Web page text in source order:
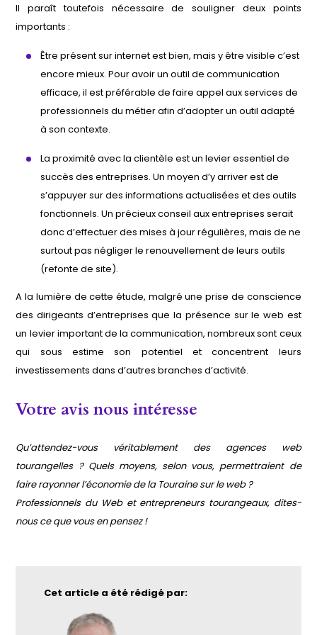
Il paraît toutefois nécessaire de souligner deux points
importants :
Être présent sur internet est bien, mais y être visible c’est
encore mieux. Pour avoir un outil de communication
efficace, il est préférable de faire appel aux services de
professionnels du métier afin d’adopter un outil adapté
à son contexte.
La proximité avec la clientèle est un levier essentiel de
succès des entreprises. Un moyen d’y arriver est de
s’appuyer sur des informations actualisées et des outils
fonctionnels. Un précieux conseil aux entreprises serait
donc d’effectuer des mises à jour régulières, mais de ne
surtout pas négliger le renouvellement de leurs outils
(refonte de site).
A la lumière de cette étude, malgré une prise de conscience
des dirigeants d’entreprises que la présence sur le web est
un levier important de la communication, nombreux sont ceux
qui sous estime son potentiel et concentrent leurs
investissements dans d’autres branches d’activité.
Votre avis nous intéresse
Qu’attendez-vous véritablement des agences web
tourangelles ? Quels moyens, selon vous, permettraient de
faire rayonner l’économie de la Touraine sur le web ?
Professionnels du Web et entrepreneurs tourangeaux, dites-
nous ce que vous en pensez !
Cet article a été rédigé par: